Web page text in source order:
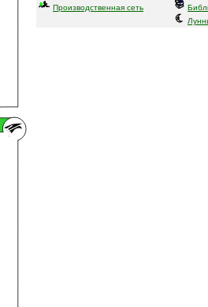
Производственная сеть